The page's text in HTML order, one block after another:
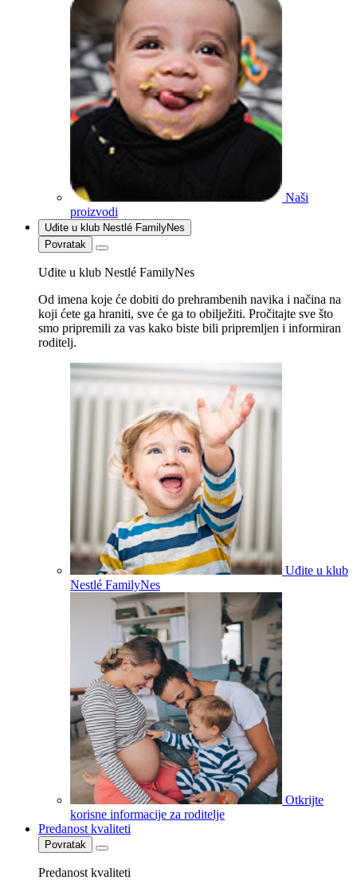
Naši
proizvodi
Uđite u klub Nestlé FamilyNes
Povratak
Uđite u klub Nestlé FamilyNes
Od imena koje će dobiti do prehrambenih navika i načina na
koji ćete ga hraniti, sve će ga to obilježiti. Pročitajte sve što
smo pripremili za vas kako biste bili pripremljen i informiran
roditelj.
Uđite u klub
Nestlé FamilyNes
Otkrijte
korisne informacije za roditelje
Predanost kvaliteti
Povratak
Predanost kvaliteti